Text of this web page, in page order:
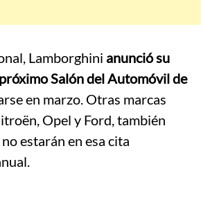
Lamborghini anunció su
Salón del Automóvil de
en marzo. Otras marcas
Opel y Ford, también
estarán en esa cita